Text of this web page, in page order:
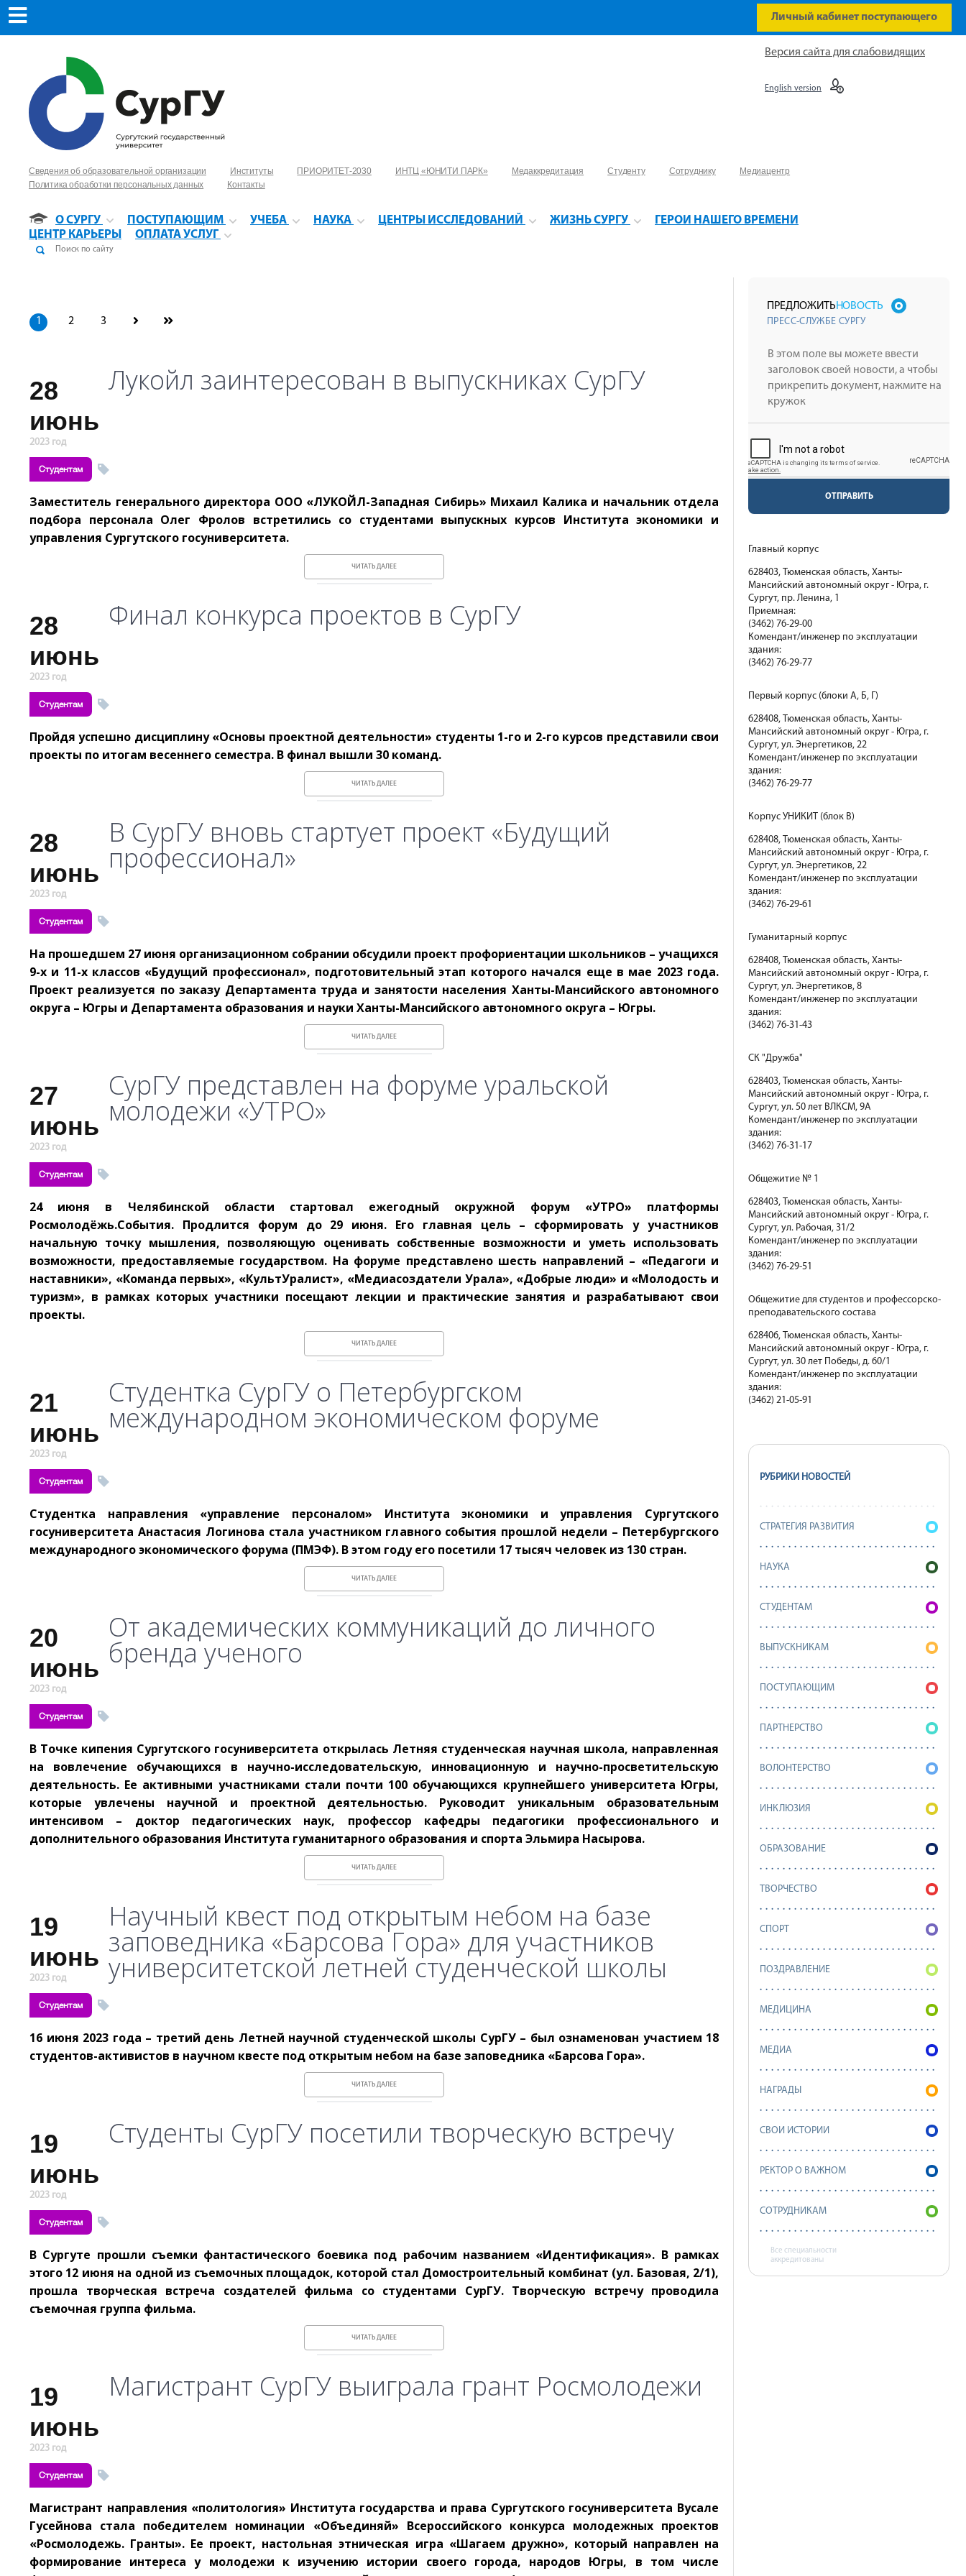
Личный кабинет поступающего
Сведения об образовательной организации Институты ПРИОРИТЕТ-2030 ИНТЦ «ЮНИТИ ПАРК» Медаккредитация Студенту Сотруднику
Медиацентр
Политика обработки персональных данных
Контакты
О СУРГУ ПОСТУПАЮЩИМ УЧЕБА НАУКА ЦЕНТРЫ ИССЛЕДОВАНИЙ ЖИЗНЬ СУРГУ
ГЕРОИ НАШЕГО ВРЕМЕНИ
ЦЕНТР КАРЬЕРЫ
ОПЛАТА УСЛУГ
Версия сайта для слабовидящих
English version
1 2 3
28
июнь
2023 год
Лукойл заинтересован в выпускниках СурГУ
Студентам
Заместитель генерального директора ООО «ЛУКОЙЛ-Западная Сибирь» Михаил Калика и начальник отдела
подбора персонала Олег Фролов встретились со студентами выпускных курсов Института экономики и
управления Сургутского госуниверситета.
ЧИТАТЬ ДАЛЕЕ
28
июнь
2023 год
Финал конкурса проектов в СурГУ
Студентам
Пройдя успешно дисциплину «Основы проектной деятельности» студенты 1-го и 2-го курсов представили свои
проекты по итогам весеннего семестра. В финал вышли 30 команд.
ЧИТАТЬ ДАЛЕЕ
28
июнь
2023 год
В СурГУ вновь стартует проект «Будущий
профессионал»
Студентам
На прошедшем 27 июня организационном собрании обсудили проект профориентации школьников – учащихся
9-х и 11-х классов «Будущий профессионал», подготовительный этап которого начался еще в мае 2023 года.
Проект реализуется по заказу Департамента труда и занятости населения Ханты-Мансийского автономного
округа – Югры и Департамента образования и науки Ханты-Мансийского автономного округа – Югры.
ЧИТАТЬ ДАЛЕЕ
27
июнь
2023 год
СурГУ представлен на форуме уральской
молодежи «УТРО»
Студентам
24 июня в Челябинской области стартовал ежегодный окружной форум «УТРО» платформы
Росмолодёжь.События. Продлится форум до 29 июня. Его главная цель – сформировать у участников
начальную точку мышления, позволяющую оценивать собственные возможности и уметь использовать
возможности, предоставляемые государством. На форуме представлено шесть направлений – «Педагоги и
наставники», «Команда первых», «КультУралист», «Медиасоздатели Урала», «Добрые люди» и «Молодость и
туризм», в рамках которых участники посещают лекции и практические занятия и разрабатывают свои
проекты.
ЧИТАТЬ ДАЛЕЕ
21
июнь
2023 год
Студентка СурГУ о Петербургском
международном экономическом форуме
Студентам
Студентка направления «управление персоналом» Института экономики и управления Сургутского
госуниверситета Анастасия Логинова стала участником главного события прошлой недели – Петербургского
международного экономического форума (ПМЭФ). В этом году его посетили 17 тысяч человек из 130 стран.
ЧИТАТЬ ДАЛЕЕ
20
июнь
2023 год
От академических коммуникаций до личного
бренда ученого
Студентам
В Точке кипения Сургутского госуниверситета открылась Летняя студенческая научная школа, направленная
на вовлечение обучающихся в научно-исследовательскую, инновационную и научно-просветительскую
деятельность. Ее активными участниками стали почти 100 обучающихся крупнейшего университета Югры,
которые увлечены научной и проектной деятельностью. Руководит уникальным образовательным
интенсивом – доктор педагогических наук, профессор кафедры педагогики профессионального и
дополнительного образования Института гуманитарного образования и спорта Эльмира Насырова.
ЧИТАТЬ ДАЛЕЕ
19
июнь
2023 год
Научный квест под открытым небом на базе
заповедника «Барсова Гора» для участников
университетской летней студенческой школы
Студентам
16 июня 2023 года – третий день Летней научной студенческой школы СурГУ – был ознаменован участием 18
студентов-активистов в научном квесте под открытым небом на базе заповедника «Барсова Гора».
ЧИТАТЬ ДАЛЕЕ
19
июнь
2023 год
Студенты СурГУ посетили творческую встречу
Студентам
В Сургуте прошли съемки фантастического боевика под рабочим названием «Идентификация». В рамках
этого 12 июня на одной из съемочных площадок, которой стал Домостроительный комбинат (ул. Базовая, 2/1),
прошла творческая встреча создателей фильма со студентами СурГУ. Творческую встречу проводила
съемочная группа фильма.
ЧИТАТЬ ДАЛЕЕ
19
июнь
2023 год
Магистрант СурГУ выиграла грант Росмолодежи
Студентам
Магистрант направления «политология» Института государства и права Сургутского госуниверситета Вусале
Гусейнова стала победителем номинации «Объединяй» Всероссийского конкурса молодежных проектов
«Росмолодежь. Гранты». Ее проект, настольная этническая игра «Шагаем дружно», который направлен на
формирование интереса у молодежи к изучению истории своего города, народов Югры, в том числе
ПРЕДЛОЖИТЬНОВОСТЬ
ПРЕСС-СЛУЖБЕ СУРГУ
ОТПРАВИТЬ
Главный корпус
628403, Тюменская область, Ханты-
Мансийский автономный округ - Югра, г.
Сургут, пр. Ленина, 1
Приемная:
(3462) 76-29-00
Комендант/инженер по эксплуатации
здания:
(3462) 76-29-77
Первый корпус (блоки А, Б, Г)
628408, Тюменская область, Ханты-
Мансийский автономный округ - Югра, г.
Сургут, ул. Энергетиков, 22
Комендант/инженер по эксплуатации
здания:
(3462) 76-29-77
Корпус УНИКИТ (блок В)
628408, Тюменская область, Ханты-
Мансийский автономный округ - Югра, г.
Сургут, ул. Энергетиков, 22
Комендант/инженер по эксплуатации
здания:
(3462) 76-29-61
Гуманитарный корпус
628408, Тюменская область, Ханты-
Мансийский автономный округ - Югра, г.
Сургут, ул. Энергетиков, 8
Комендант/инженер по эксплуатации
здания:
(3462) 76-31-43
СК "Дружба"
628403, Тюменская область, Ханты-
Мансийский автономный округ - Югра, г.
Сургут, ул. 50 лет ВЛКСМ, 9А
Комендант/инженер по эксплуатации
здания:
(3462) 76-31-17
Общежитие № 1
628403, Тюменская область, Ханты-
Мансийский автономный округ - Югра, г.
Сургут, ул. Рабочая, 31/2
Комендант/инженер по эксплуатации
здания:
(3462) 76-29-51
Общежитие для студентов и профессорско-
преподавательского состава
628406, Тюменская область, Ханты-
Мансийский автономный округ - Югра, г.
Сургут, ул. 30 лет Победы, д. 60/1
Комендант/инженер по эксплуатации
здания:
(3462) 21-05-91
РУБРИКИ НОВОСТЕЙ
СТРАТЕГИЯ РАЗВИТИЯ
НАУКА
СТУДЕНТАМ
ВЫПУСКНИКАМ
ПОСТУПАЮЩИМ
ПАРТНЕРСТВО
ВОЛОНТЕРСТВО
ИНКЛЮЗИЯ
ОБРАЗОВАНИЕ
ТВОРЧЕСТВО
СПОРТ
ПОЗДРАВЛЕНИЕ
МЕДИЦИНА
МЕДИА
НАГРАДЫ
СВОИ ИСТОРИИ
РЕКТОР О ВАЖНОМ
СОТРУДНИКАМ
Все специальности
аккредитованы